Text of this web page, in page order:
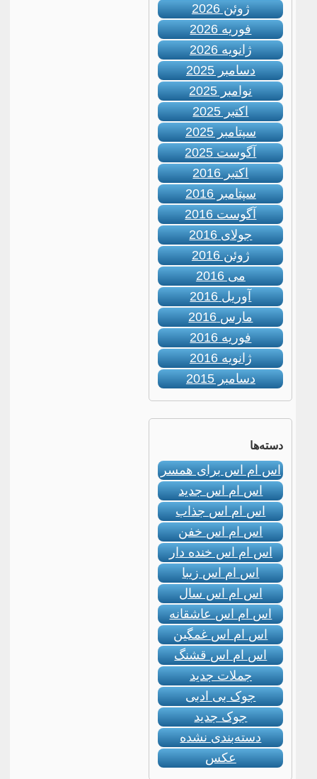
ژوئن 2026
فوریه 2026
ژانویه 2026
دسامبر 2025
نوامبر 2025
اکتبر 2025
سپتامبر 2025
آگوست 2025
اکتبر 2016
سپتامبر 2016
آگوست 2016
جولای 2016
ژوئن 2016
می 2016
آوریل 2016
مارس 2016
فوریه 2016
ژانویه 2016
دسامبر 2015
دسته‌ها
اس ام اس برای همسر
اس ام اس جدید
اس ام اس جذاب
اس ام اس خفن
اس ام اس خنده دار
اس ام اس زیبا
اس ام اس سال
اس ام اس عاشقانه
اس ام اس غمگین
اس ام اس قشنگ
جملات جدید
جوک بی ادبی
جوک جدید
دسته‌بندی نشده
عکس